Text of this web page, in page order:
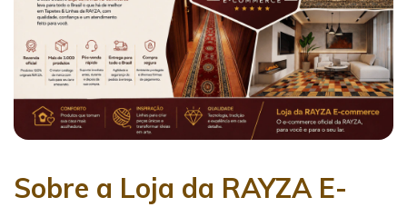
Sobre a Loja da RAYZA E-